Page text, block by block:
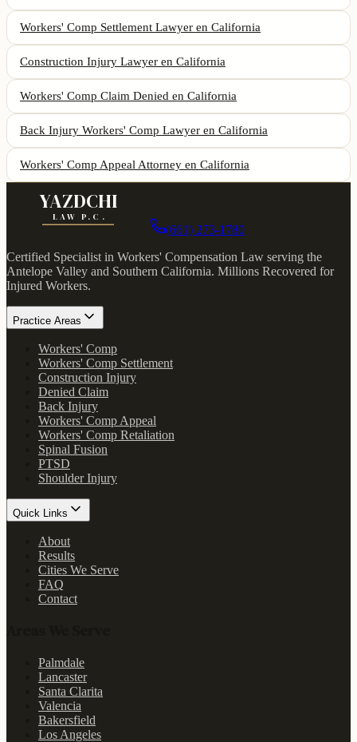
Workers' Comp Settlement Lawyer en California
Construction Injury Lawyer en California
Workers' Comp Claim Denied en California
Back Injury Workers' Comp Lawyer en California
Workers' Comp Appeal Attorney en California
YAZDCHI
LAW P.C.
(661) 273-1780
Certified Specialist in Workers' Compensation Law serving the
Antelope Valley and Southern California. Millions Recovered for
Injured Workers.
Practice Areas
Workers' Comp
Workers' Comp Settlement
Construction Injury
Denied Claim
Back Injury
Workers' Comp Appeal
Workers' Comp Retaliation
Spinal Fusion
PTSD
Shoulder Injury
Quick Links
About
Results
Cities We Serve
FAQ
Contact
Palmdale
Lancaster
Santa Clarita
Valencia
Bakersfield
Los Angeles